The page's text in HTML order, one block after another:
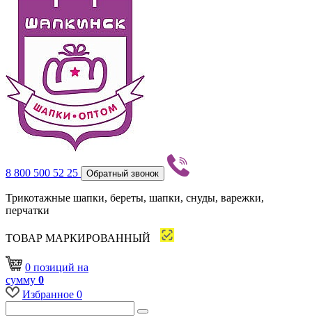
8 800 500 52 25 Обратный звонок
Трикотажные шапки, береты, шапки, снуды, варежки,
перчатки
ТОВАР МАРКИРОВАННЫЙ
0 позиций на
сумму 0
Избранное 0